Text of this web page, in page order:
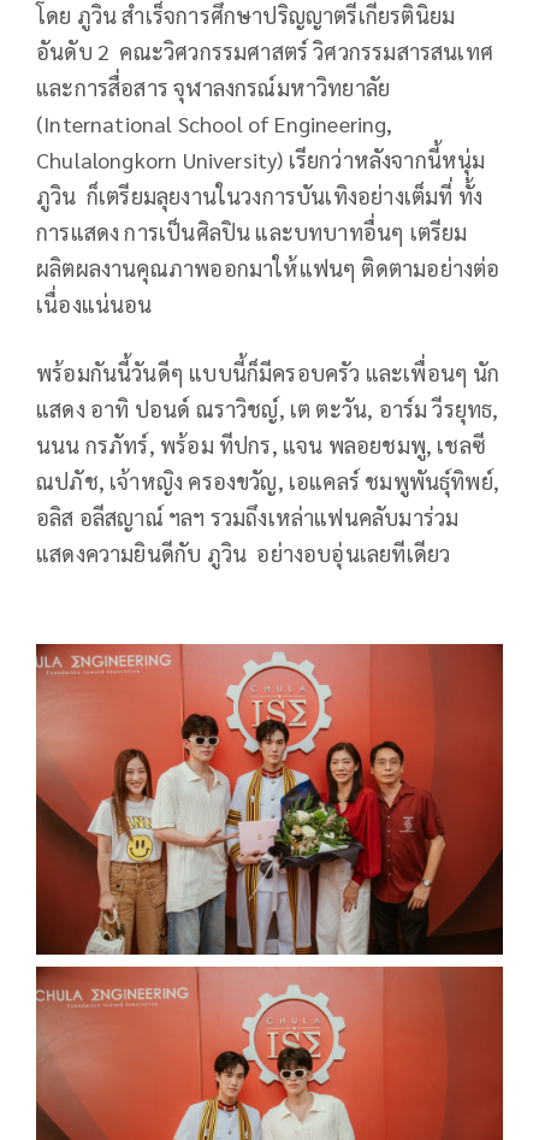
โดย ภูวิน สำเร็จการศึกษาปริญญาตรีเกียรตินิยม
อันดับ 2 คณะวิศวกรรมศาสตร์ วิศวกรรมสารสนเทศ
และการสื่อสาร จุฬาลงกรณ์มหาวิทยาลัย
(International School of Engineering,
Chulalongkorn University) เรียกว่าหลังจากนี้หนุ่ม
ภูวิน ก็เตรียมลุยงานในวงการบันเทิงอย่างเต็มที่ ทั้ง
การแสดง การเป็นศิลปิน และบทบาทอื่นๆ เตรียม
ผลิตผลงานคุณภาพออกมาให้แฟนๆ ติดตามอย่างต่อ
เนื่องแน่นอน
พร้อมกันนี้วันดีๆ แบบนี้ก็มีครอบครัว และเพื่อนๆ นัก
แสดง อาทิ ปอนด์ ณราวิชญ์, เต ตะวัน, อาร์ม วีรยุทธ,
นนน กรภัทร์, พร้อม ทีปกร, แจน พลอยชมพู, เชลซี
ณปภัช, เจ้าหญิง ครองขวัญ, เอแคลร์ ชมพูพันธุ์ทิพย์,
อลิส อลีสญาณ์ ฯลฯ รวมถึงเหล่าแฟนคลับมาร่วม
แสดงความยินดีกับ ภูวิน อย่างอบอุ่นเลยทีเดียว